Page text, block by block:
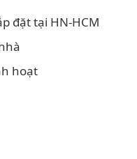
đặt tại HN-HCM
hoạt